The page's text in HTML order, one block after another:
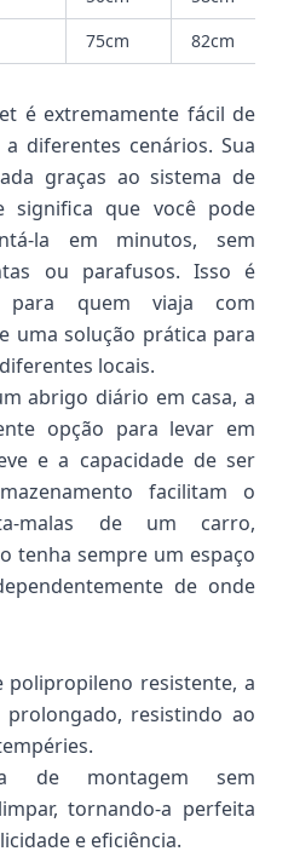
75cm 82cm
é extremamente fácil de
diferentes cenários. Sua
graças ao sistema de
significa que você pode
la em minutos, sem
ou parafusos. Isso é
para quem viaja com
uma solução prática para
locais.
abrigo diário em casa, a
opção para levar em
e a capacidade de ser
facilitam o
malas de um carro,
tenha sempre um espaço
de onde
polipropileno resistente, a
resistindo ao
de montagem sem
tornando-a perfeita
e eficiência.